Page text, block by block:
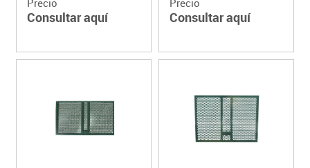
Precio
Consultar aquí
Precio
Consultar aquí